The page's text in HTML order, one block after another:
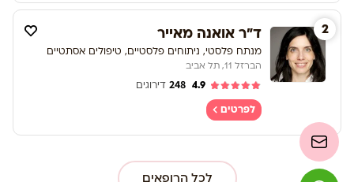
ד"ר אואנה מאייר
מנתח פלסטי, ניתוחים פלסטיים, טיפולים אסתטיים
הברזל 11, תל אביב
4.9
248 דירוגים
2
לפרטים
לכל הרופאים